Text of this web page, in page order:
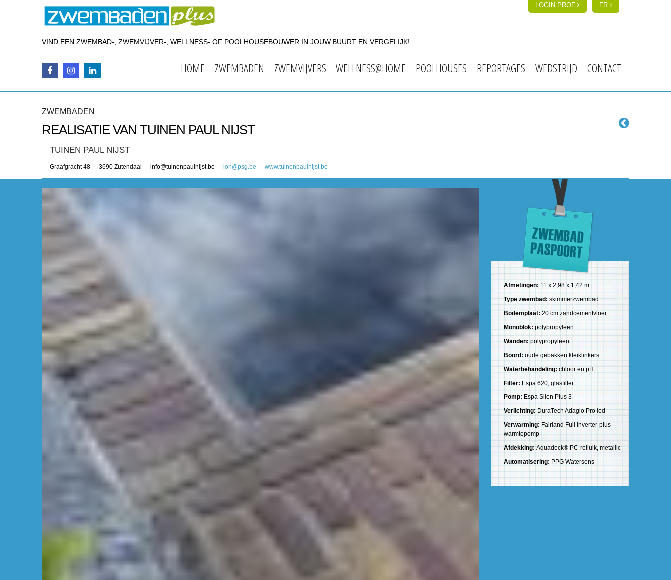
LOGIN PROF FR
VIND EEN ZWEMBAD-, ZWEMVIJVER-, WELLNESS- OF POOLHOUSEBOUWER IN JOUW BUURT EN VERGELIJK!
HOME ZWEMBADEN ZWEMVIJVERS WELLNESS@HOME POOLHOUSES REPORTAGES WEDSTRIJD CONTACT
ZWEMBADEN
REALISATIE VAN TUINEN PAUL NIJST
TUINEN PAUL NIJST
Graafgracht 48 3690 Zutendaal info@tuinenpaulnijst.be ion@psg.be www.tuinenpaulnijst.be
Afmetingen:11 x 2,98 x 1,42 m
Type zwembad:skimmerzwembad
Bodemplaat: 20 cm zandcementvloer
Monoblok: polypropyleen
Wanden: polypropyleen
Boord:oude gebakken kleiklinkers
Waterbehandeling: chloor en pH
Filter: Espa 620, glasfilter
Pomp:Espa Silen Plus 3
Verlichting:DuraTech Adagio Pro led
Verwarming: Fairland Full Inverter-plus
warmtepomp
Afdekking: Aquadeck® PC-rolluik, metallic
Automatisering: PPG Watersens